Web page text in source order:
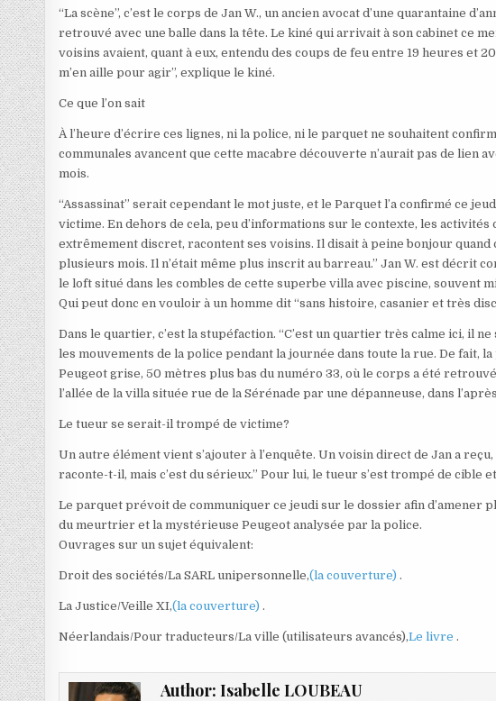
“La scène”, c’est le corps de Jan W., un ancien avocat d’une quarantaine
retrouvé avec une balle dans la tête. Le kiné qui arrivait à son cabinet ce
voisins avaient, quant à eux, entendu des coups de feu entre 19 heures et
m’en aille pour agir”, explique le kiné.
Ce que l’on sait
À l’heure d’écrire ces lignes, ni la police, ni le parquet ne souhaitent
communales avancent que cette macabre découverte n’aurait pas de lien
mois.
“Assassinat” serait cependant le mot juste, et le Parquet l’a confirmé ce
victime. En dehors de cela, peu d’informations sur le contexte, les activités
extrêmement discret, racontent ses voisins. Il disait à peine bonjour
plusieurs mois. Il n’était même plus inscrit au barreau.” Jan W. est décrit
le loft situé dans les combles de cette superbe villa avec piscine, souvent
Qui peut donc en vouloir à un homme dit “sans histoire, casanier et très
Dans le quartier, c’est la stupéfaction. “C’est un quartier très calme ici, il
les mouvements de la police pendant la journée dans toute la rue. De fait,
Peugeot grise, 50 mètres plus bas du numéro 33, où le corps a été
l’allée de la villa située rue de la Sérénade par une dépanneuse, dans
Le tueur se serait-il trompé de victime?
Un autre élément vient s’ajouter à l’enquête. Un voisin direct de Jan a
raconte-t-il, mais c’est du sérieux.” Pour lui, le tueur s’est trompé de cible et
Le parquet prévoit de communiquer ce jeudi sur le dossier afin d’amener
du meurtrier et la mystérieuse Peugeot analysée par la police.
Ouvrages sur un sujet équivalent:
Droit des sociétés/La SARL unipersonnelle,(la couverture).
La Justice/Veille XI,(la couverture).
Néerlandais/Pour traducteurs/La ville (utilisateurs avancés),Le livre.
Author: Isabelle LOUBEAU